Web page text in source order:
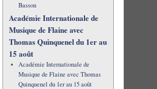
Basson
Académie Internationale de
Musique de Flaine avec
Thomas Quinquenel du 1er au
15 août
Académie Internationale de
Musique de Flaine avec Thomas
Quinquenel du 1er au 15 août